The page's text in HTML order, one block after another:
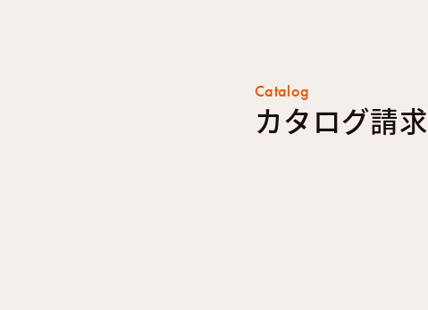
Catalog
カタログ請求